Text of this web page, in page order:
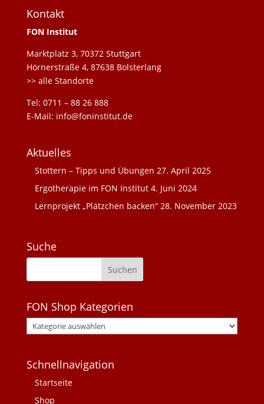
Kontakt
FON Institut
Marktplatz 3, 70372 Stuttgart
Hörnerstraße 4, 87638 Bolsterlang
>> alle Standorte
Tel: 0711 – 88 26 888
E-Mail: info@foninstitut.de
Aktuelles
Stottern – Tipps und Übungen 27. April 2025
Ergotherapie im FON Institut 4. Juni 2024
Lernprojekt „Plätzchen backen“ 28. November 2023
Suche
FON Shop Kategorien
Schnellnavigation
Startseite
Shop